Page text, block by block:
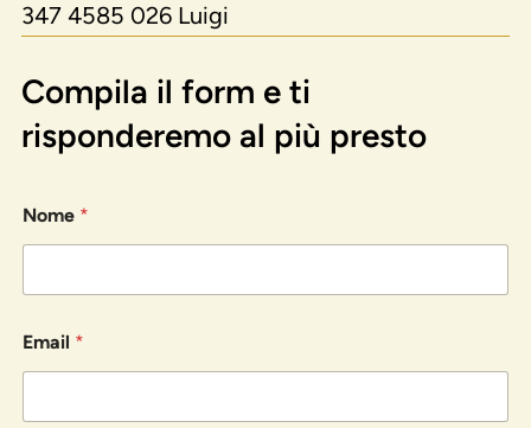
347 4585 026 Luigi
Compila il form e ti
risponderemo al più presto
Nome *
Email *